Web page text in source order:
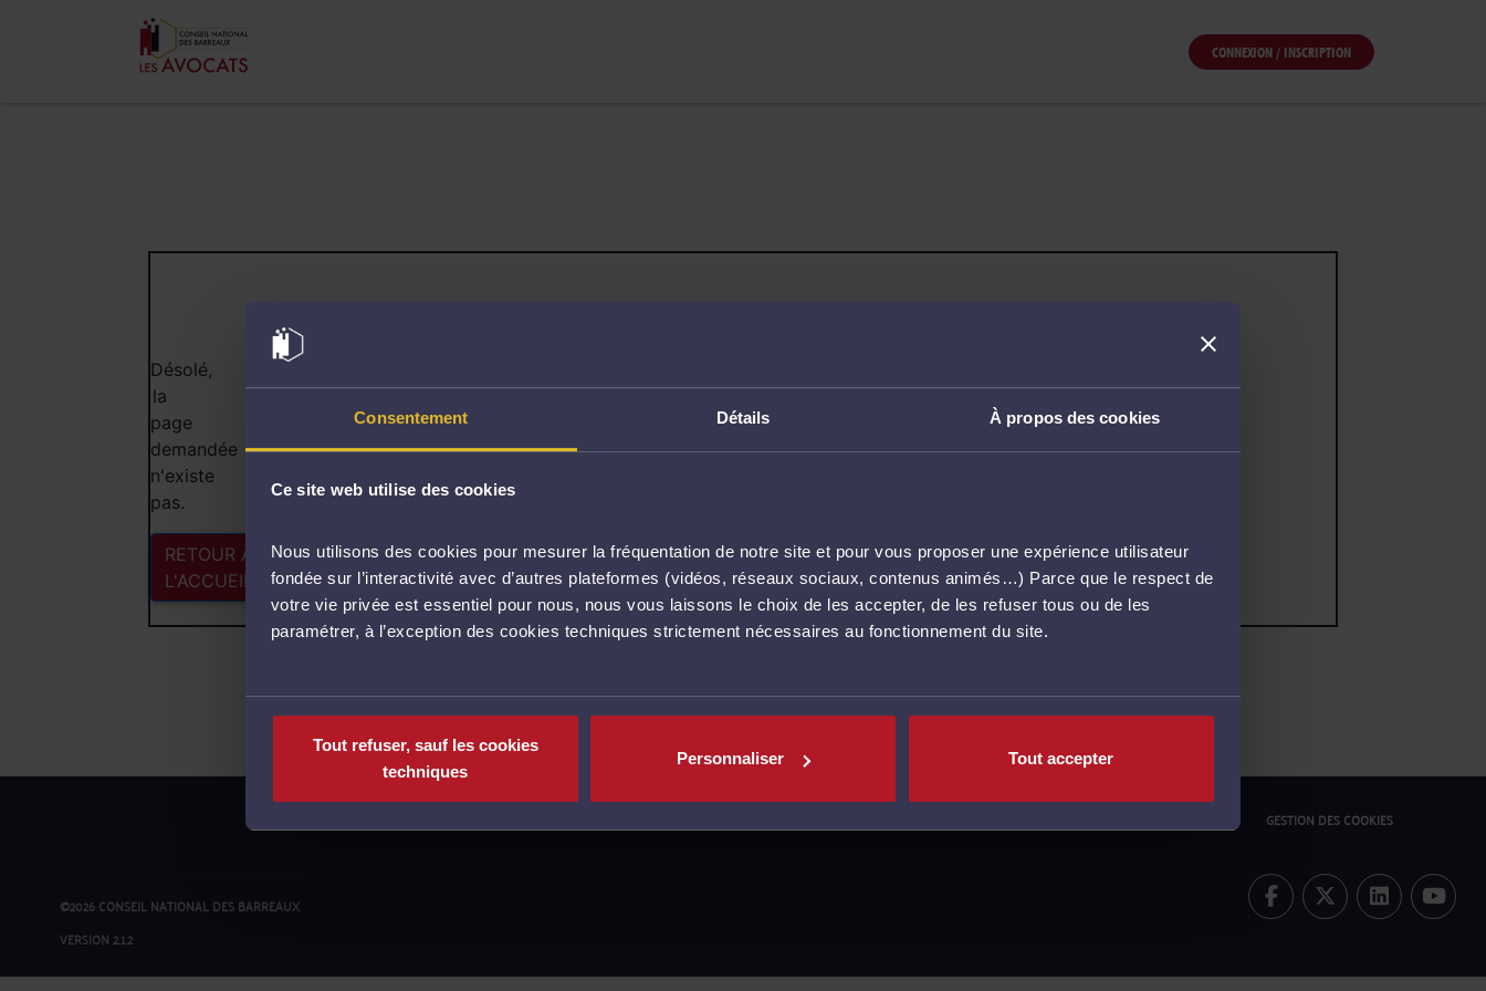
Consentement Détails À propos des cookies
Ce site web utilise des cookies
Nous utilisons des cookies pour mesurer la fréquentation de notre site et pour vous proposer une expérience utilisateur
fondée sur l’interactivité avec d’autres plateformes (vidéos, réseaux sociaux, contenus animés…) Parce que le respect de
votre vie privée est essentiel pour nous, nous vous laissons le choix de les accepter, de les refuser tous ou de les
paramétrer, à l’exception des cookies techniques strictement nécessaires au fonctionnement du site.
Tout refuser, sauf les cookies
techniques
Personnaliser Tout accepter
CONNEXION / INSCRIPTION
404
Désolé,
la
page
demandée
n'existe
pas.
RETOUR À
L'ACCUEIL
GESTION DES COOKIES
©2026 CONSEIL NATIONAL DES BARREAUX
VERSION 2.1.2